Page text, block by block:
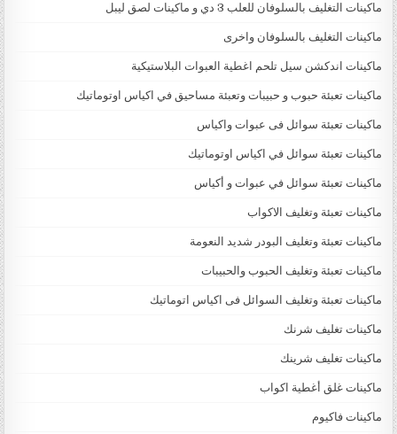
ماكينات التغليف بالسلوفان للعلب 3 دي و ماكينات لصق ليبل
ماكينات التغليف بالسلوفان واخرى
ماكينات اندكشن سيل تلحم اغطية العبوات البلاستيكية
ماكينات تعبئة حبوب و حبيبات وتعبئة مساحيق في اكياس اوتوماتيك
ماكينات تعبئة سوائل فى عبوات واكياس
ماكينات تعبئة سوائل في اكياس اوتوماتيك
ماكينات تعبئة سوائل في عبوات و أكياس
ماكينات تعبئة وتغليف الاكواب
ماكينات تعبئة وتغليف البودر شديد النعومة
ماكينات تعبئة وتغليف الحبوب والحبيبات
ماكينات تعبئة وتغليف السوائل فى اكياس اتوماتيك
ماكينات تغليف شرنك
ماكينات تغليف شرينك
ماكينات غلق أغطية اكواب
ماكينات فاكيوم